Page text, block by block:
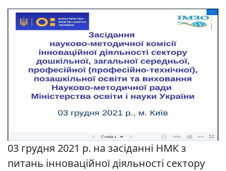
03 грудня 2021 р. на засіданні НМК з
питань інноваційної діяльності сектору